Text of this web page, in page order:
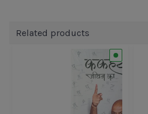
Related products